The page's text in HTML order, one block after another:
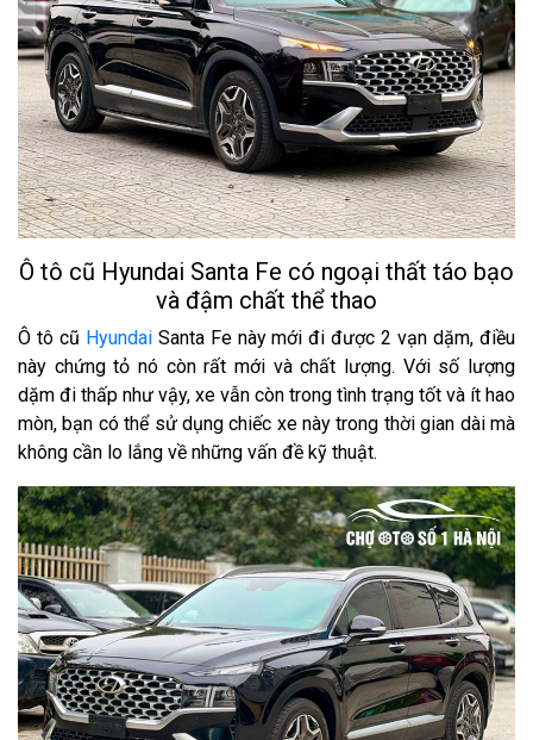
Ô tô cũ Hyundai Santa Fe có ngoại thất táo bạo
và đậm chất thể thao
Ô tô cũ HyundaiSanta Fe này mới đi được 2 vạn dặm, điều
này chứng tỏ nó còn rất mới và chất lượng. Với số lượng
dặm đi thấp như vậy, xe vẫn còn trong tình trạng tốt và ít hao
mòn, bạn có thể sử dụng chiếc xe này trong thời gian dài mà
không cần lo lắng về những vấn đề kỹ thuật.